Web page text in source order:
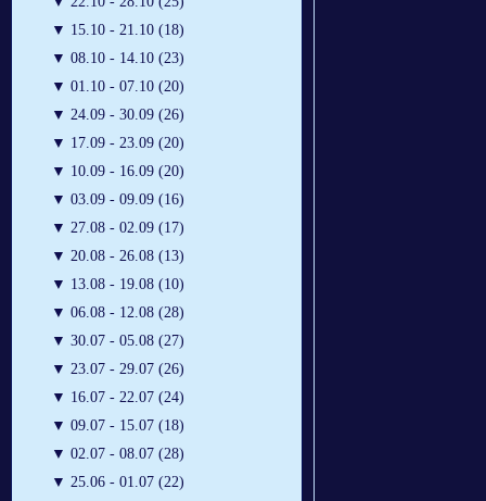
▼ 15.10 - 21.10 (18)
▼ 08.10 - 14.10 (23)
▼ 01.10 - 07.10 (20)
▼ 24.09 - 30.09 (26)
▼ 17.09 - 23.09 (20)
▼ 10.09 - 16.09 (20)
▼ 03.09 - 09.09 (16)
▼ 27.08 - 02.09 (17)
▼ 20.08 - 26.08 (13)
▼ 13.08 - 19.08 (10)
▼ 06.08 - 12.08 (28)
▼ 30.07 - 05.08 (27)
▼ 23.07 - 29.07 (26)
▼ 16.07 - 22.07 (24)
▼ 09.07 - 15.07 (18)
▼ 02.07 - 08.07 (28)
▼ 25.06 - 01.07 (22)